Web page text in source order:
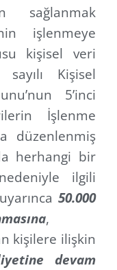
sağlanmak
işlenmeye
kişisel veri
Kişisel
5’inci
İşlenme
düzenlenmiş
herhangi bir
ilgili
50.000
,
kişilere ilişkin
devam